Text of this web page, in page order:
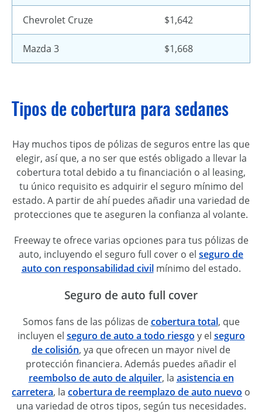
Chevrolet Cruze $1,642
Mazda 3 $1,668
Tipos de cobertura para sedanes
Hay muchos tipos de pólizas de seguros entre las que
elegir, así que, a no ser que estés obligado a llevar la
cobertura total debido a tu financiación o al leasing,
tu único requisito es adquirir el seguro mínimo del
estado. A partir de ahí puedes añadir una variedad de
protecciones que te aseguren la confianza al volante.
Freeway te ofrece varias opciones para tus pólizas de
auto, incluyendo el seguro full cover o el seguro de
auto con responsabilidad civilmínimo del estado.
Seguro de auto full cover
Somos fans de las pólizas decobertura total, que
incluyen el seguro de auto a todo riesgo y el seguro
de colisión, ya que ofrecen un mayor nivel de
protección financiera. Además puedes añadir el
reembolso de auto de alquiler, la asistencia en
carretera, la cobertura de reemplazo de auto nuevo o
una variedad de otros tipos, según tus necesidades.